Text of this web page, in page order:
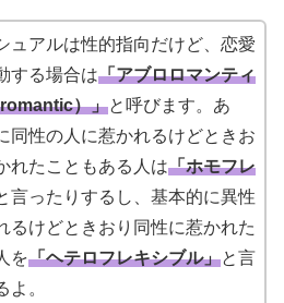
ュアルは性的指向だけど、恋愛
する場合は「アブロロマンティ
）」と呼びます。あ
同性の人に惹かれるけどときお
れたこともある人は「ホモフレ
言ったりするし、基本的に異性
るけどときおり同性に惹かれた
を「ヘテロフレキシブル」と言
よ。